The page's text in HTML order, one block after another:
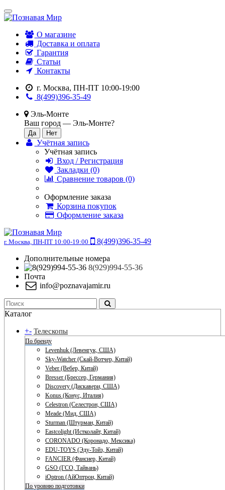
О магазине
Доставка и оплата
Гарантия
Статьи
Контакты
г. Москва, ПН-ПТ 10:00-19:00
8(499)396-35-49
Эль-Монте
Ваш город — Эль-Монте?
Учётная запись
Учётная запись
Вход / Регистрация
Закладки (0)
Сравнение товаров (0)
Оформление заказа
Корзина покупок
Оформление заказа
г. Москва, ПН-ПТ 10:00-19:00
8(499)396-35-49
Дополнительные номера
8(929)994-55-36
Почта
info@poznavajamir.ru
Каталог
+- Телескопы
По бренду
Levenhuk (Левенгук, США)
Sky-Watcher (Скай-Вотчер, Китай)
Veber (Вебер, Китай)
Bresser (Брессер, Германия)
Discovery (Дискавери, США)
Konus (Конус, Италия)
Celestron (Селестрон, США)
Meade (Мид, США)
Sturman (Штурман, Китай)
Eastcolight (Истколайт, Китай)
CORONADO (Коронадо, Мексика)
EDU-TOYS (Эду-Тойз, Китай)
FANCIER (Фансиер, Китай)
GSO (ГСО, Тайвань)
iOptron (АйОптрон, Китай)
По уровню подготовки